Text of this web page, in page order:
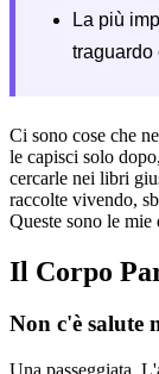
La più
traguardo
Ci sono cose che
le capisci solo
cercarle nei libri
raccolte vivendo,
Queste sono le mie
Il Corpo
Non c'è salute